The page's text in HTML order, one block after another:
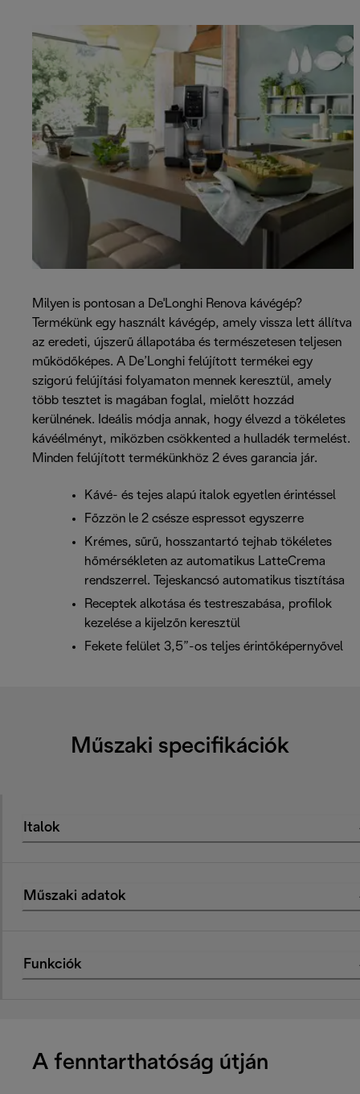
Milyen is pontosan a De'Longhi Renova kávégép?
Termékünk egy használt kávégép, amely vissza lett állítva
az eredeti, újszerű állapotába és természetesen teljesen
működőképes. A De’Longhi felújított termékei egy
szigorú felújítási folyamaton mennek keresztül, amely
több tesztet is magában foglal, mielőtt hozzád
kerülnének. Ideális módja annak, hogy élvezd a tökéletes
kávéélményt, miközben csökkented a hulladék termelést.
Minden felújított termékünkhöz 2 éves garancia jár.
Kávé- és tejes alapú italok egyetlen érintéssel
Főzzön le 2 csésze espressot egyszerre
Krémes, sűrű, hosszantartó tejhab tökéletes
hőmérsékleten az automatikus LatteCrema
rendszerrel. Tejeskancsó automatikus tisztítása
Receptek alkotása és testreszabása, profilok
kezelése a kijelzőn keresztül
Fekete felület 3,5”-os teljes érintőképernyővel
Műszaki specifikációk
Italok
Műszaki adatok
Funkciók
A fenntarthatóság útján